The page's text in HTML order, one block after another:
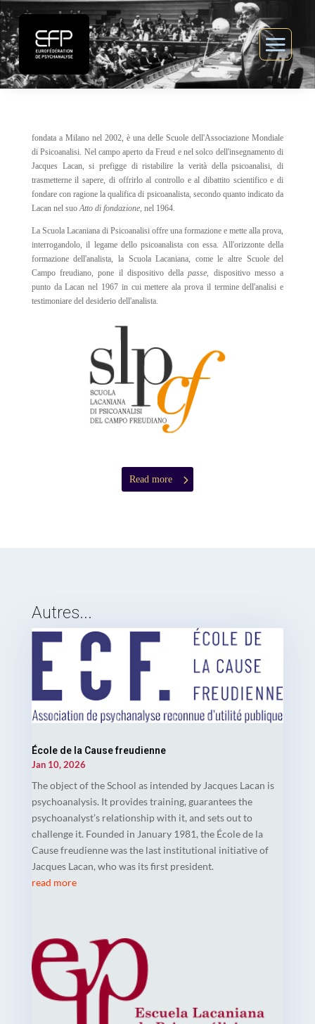
fondata a Milano nel 2002, è una delle Scuole dell'Associazione Mondiale
di Psicoanalisi. Nel campo aperto da Freud e nel solco dell'insegnamento di
Jacques Lacan, si prefigge di ristabilire la verità della psicoanalisi, di
trasmetterne il sapere, di offrirlo al controllo e al dibattito scientifico e di
fondare con ragione la qualifica di psicoanalista, secondo quanto indicato da
Lacan nel suoAtto di fondazione, nel 1964.
La Scuola Lacaniana di Psicoanalisi offre una formazione e mette alla prova,
interrogandolo, il legame dello psicoanalista con essa. All'orizzonte della
formazione dell'analista, la Scuola Lacaniana, come le altre Scuole del
Campo freudiano, pone il dispositivo dellapasse, dispositivo messo a
punto da Lacan nel 1967 in cui mettere ala prova il termine dell'analisi e
testimoniare del desiderio dell'analista.
Read more
Autres...
École de la Cause freudienne
Jan 10, 2026
The object of the School as intended by Jacques Lacan is
psychoanalysis. It provides training, guarantees the
psychoanalyst’s relationship with it, and sets out to
challenge it. Founded in January 1981, the École de la
Cause freudienne was the last institutional initiative of
Jacques Lacan, who was its first president.
read more